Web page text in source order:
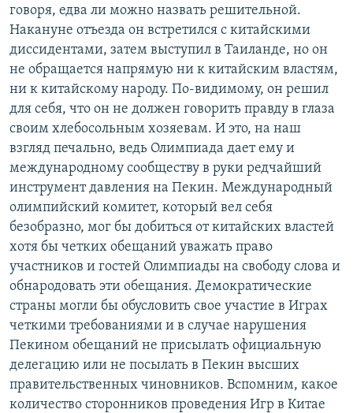
говоря, едва ли можно назвать решительной.
Накануне отъезда он встретился с китайскими
диссидентами, затем выступил в Таиланде, но он
не обращается напрямую ни к китайским властям,
ни к китайскому народу. По-видимому, он решил
для себя, что он не должен говорить правду в глаза
своим хлебосольным хозяевам. И это, на наш
взгляд печально, ведь Олимпиада дает ему и
международному сообществу в руки редчайший
инструмент давления на Пекин. Международный
олимпийский комитет, который вел себя
безобразно, мог бы добиться от китайских властей
хотя бы четких обещаний уважать право
участников и гостей Олимпиады на свободу слова и
обнародовать эти обещания. Демократические
страны могли бы обусловить свое участие в Играх
четкими требованиями и в случае нарушения
Пекином обещаний не присылать официальную
делегацию или не посылать в Пекин высших
правительственных чиновников. Вспомним, какое
количество сторонников проведения Игр в Китае